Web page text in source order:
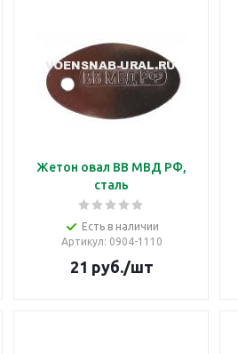
Жетон овал ВВ МВД РФ,
сталь
Есть в наличии
Артикул: 0904-1110
21 руб./шт